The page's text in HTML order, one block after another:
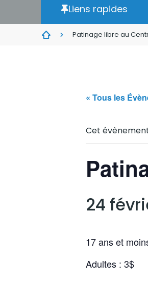
Liens rapides
Patinage libre au
« Tous les
Cet
24
17 ans et
Adultes : 3$